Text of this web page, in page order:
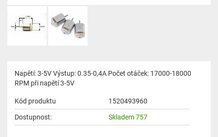
Napětí: 3-5V Výstup: 0.35-0,4A Počet otáček: 17000-18000
RPM při napětí 3-5V
Kód produktu
1520493960
Dostupnost:
Skladem 757